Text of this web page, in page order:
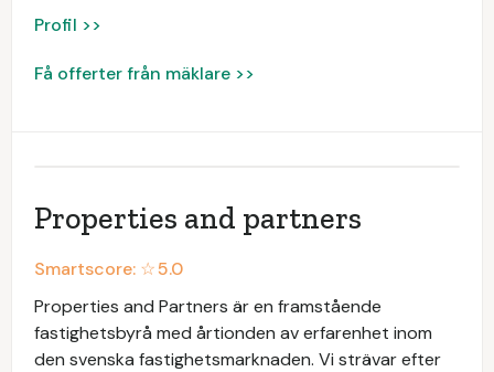
Profil >>
Få offerter från mäklare >>
Properties and partners
Smartscore: ☆5.0
Properties and Partners är en framstående
fastighetsbyrå med årtionden av erfarenhet inom
den svenska fastighetsmarknaden. Vi strävar efter